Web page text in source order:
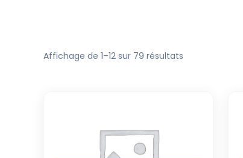
Affichage de 1–12 sur 79 résultats